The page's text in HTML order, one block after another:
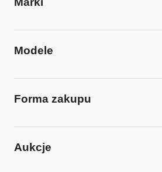
Modele
Forma zakupu
Aukcje